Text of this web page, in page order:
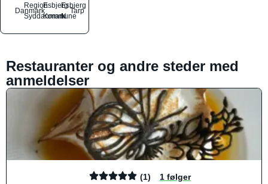
Danmark
Region
Syddanmark
Esbjerg
Kommune
Esbjerg
N
Tarp
Restauranter og andre steder med
anmeldelser
(1) 1 følger